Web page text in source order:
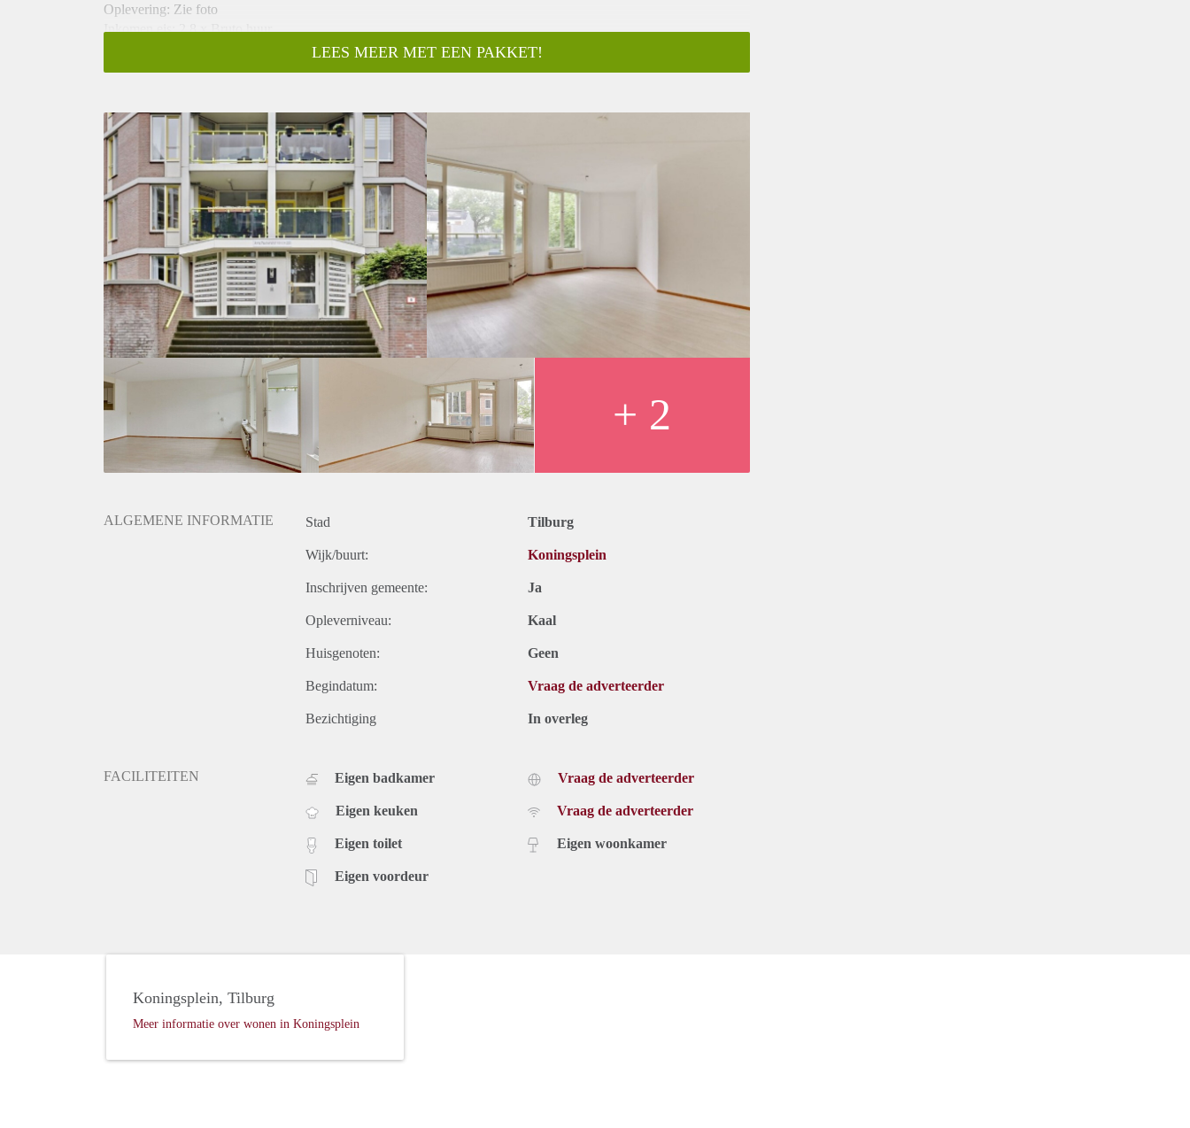
Oplevering: Zie foto
Inkomen eis: 2,8 x Bruto huur
Borg: 1 Maand
Huisdieren toegestaan: Afhankelijk van de Eigenaar
Huurtoeslag grens: Nee
Geschikt voor studenten: Afhankelijk van de Eigenaar
LEES MEER MET EEN PAKKET!
+ 2
ALGEMENE INFORMATIE Stad Tilburg
Wijk/buurt: Koningsplein
Inschrijven gemeente: Ja
Opleverniveau: Kaal
Huisgenoten: Geen
Begindatum: Vraag de adverteerder
Bezichtiging In overleg
FACILITEITEN Eigen badkamer
Eigen keuken
Eigen toilet
Eigen voordeur
Vraag de adverteerder
Vraag de adverteerder
Eigen woonkamer
Koningsplein, Tilburg
Meer informatie over wonen in Koningsplein